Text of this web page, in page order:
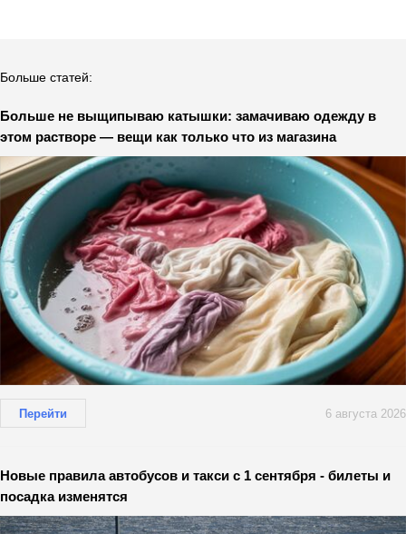
Больше статей:
Больше не выщипываю катышки: замачиваю одежду в
этом растворе — вещи как только что из магазина
Перейти 6 августа 2026
Новые правила автобусов и такси с 1 сентября - билеты и
посадка изменятся